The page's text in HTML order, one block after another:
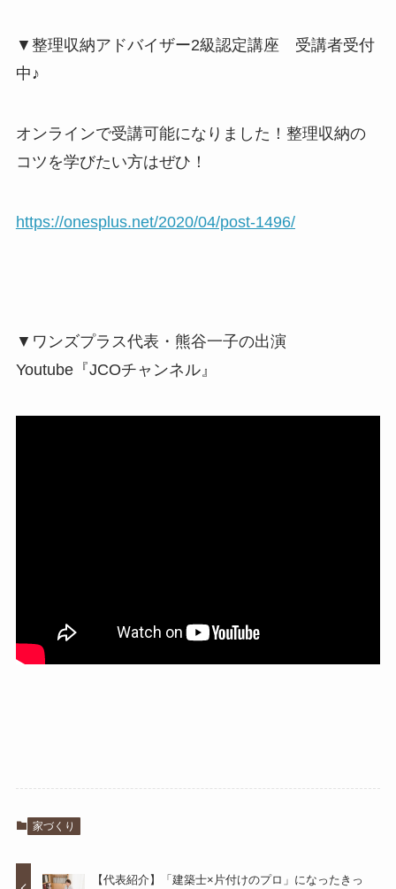
▼整理収納アドバイザー2級認定講座 受講者受付
中♪
オンラインで受講可能になりました！整理収納の
コツを学びたい方はぜひ！
https://onesplus.net/2020/04/post-1496/
▼ワンズプラス代表・熊谷一子の出演
Youtube『JCOチャンネル』
家づくり
【代表紹介】「建築士×片付けのプロ」になったきっ